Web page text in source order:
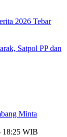
2026 Tebar
Satpol PP dan
Minta
18:25 WIB